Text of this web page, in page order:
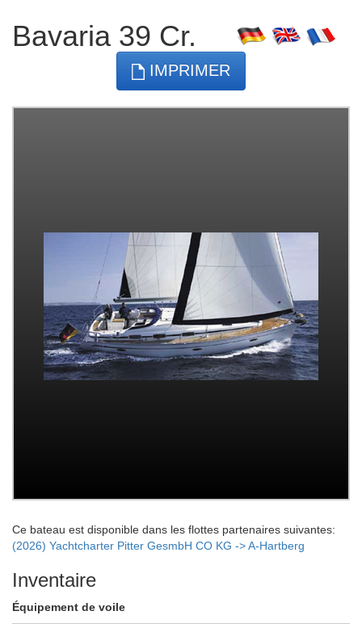
Bavaria 39 Cr.
IMPRIMER
Ce bateau est disponible dans les flottes partenaires suivantes:
(2026) Yachtcharter Pitter GesmbH CO KG -> A-Hartberg
Inventaire
Équipement de voile